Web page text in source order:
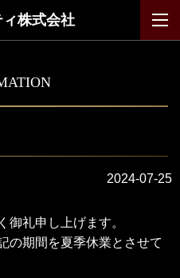
株式会社
2024-07-25
御礼申し上げます。
の期間を夏季休業とさせて